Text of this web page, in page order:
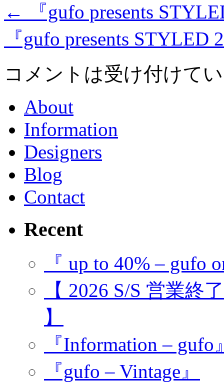
←
『gufo presents
『gufo presents STYLED
コメントは受け付けて
About
Information
Designers
Blog
Contact
Recent
『 up to 40% – gufo
【 2026 S/S 営業終
】
『Information – gufo
『gufo – Vintage』